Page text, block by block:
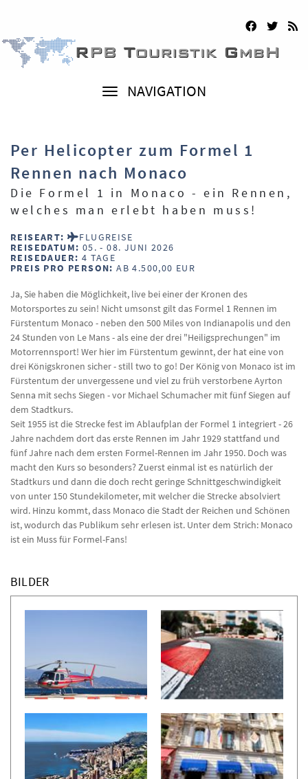
NAVIGATION
Per Helicopter zum Formel 1
Rennen nach Monaco
Die Formel 1 in Monaco - ein Rennen,
welches man erlebt haben muss!
REISEART:
FLUGREISE
REISEDATUM: 05. - 08. JUNI 2026
REISEDAUER: 4 TAGE
PREIS PRO PERSON: AB 4.500,00 EUR
Ja, Sie haben die Möglichkeit, live bei einer der Kronen des
Motorsportes zu sein! Nicht umsonst gilt das Formel 1 Rennen im
Fürstentum Monaco - neben den 500 Miles von Indianapolis und den
24 Stunden von Le Mans - als eine der drei "Heiligsprechungen" im
Motorrennsport! Wer hier im Fürstentum gewinnt, der hat eine von
drei Königskronen sicher - still two to go! Der König von Monaco ist im
Fürstentum der unvergessene und viel zu früh verstorbene Ayrton
Senna mit sechs Siegen - vor Michael Schumacher mit fünf Siegen auf
dem Stadtkurs.
Seit 1955 ist die Strecke fest im Ablaufplan der Formel 1 integriert - 26
Jahre nachdem dort das erste Rennen im Jahr 1929 stattfand und
fünf Jahre nach dem ersten Formel-Rennen im Jahr 1950. Doch was
macht den Kurs so besonders? Zuerst einmal ist es natürlich der
Stadtkurs und dann die doch recht geringe Schnittgeschwindigkeit
von unter 150 Stundekilometer, mit welcher die Strecke absolviert
wird. Hinzu kommt, dass Monaco die Stadt der Reichen und Schönen
ist, wodurch das Publikum sehr erlesen ist. Unter dem Strich: Monaco
ist ein Muss für Formel-Fans!
BILDER